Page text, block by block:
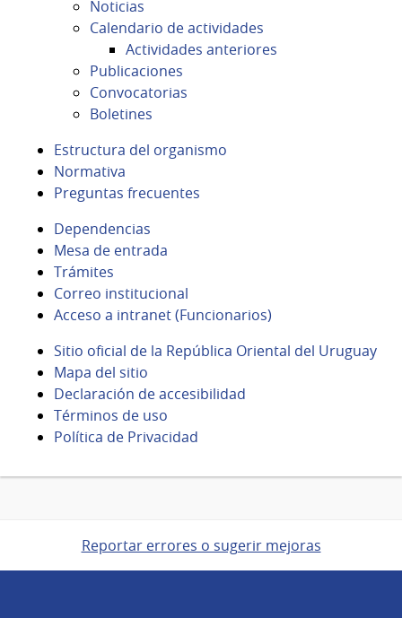
Noticias
Calendario de actividades
Actividades anteriores
Publicaciones
Convocatorias
Boletines
Estructura del organismo
Normativa
Preguntas frecuentes
Dependencias
Mesa de entrada
Trámites
Correo institucional
Acceso a intranet (Funcionarios)
Sitio oficial de la República Oriental del Uruguay
Mapa del sitio
Declaración de accesibilidad
Términos de uso
Política de Privacidad
Reportar errores o sugerir mejoras